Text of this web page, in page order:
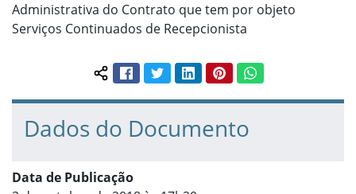
Administrativa do Contrato que tem por objeto
Serviços Continuados de Recepcionista
Compartilhar conteúdo:
FacebookTwitterLinkedInPinterestWhatsApp
Dados do Documento
Data de Publicação